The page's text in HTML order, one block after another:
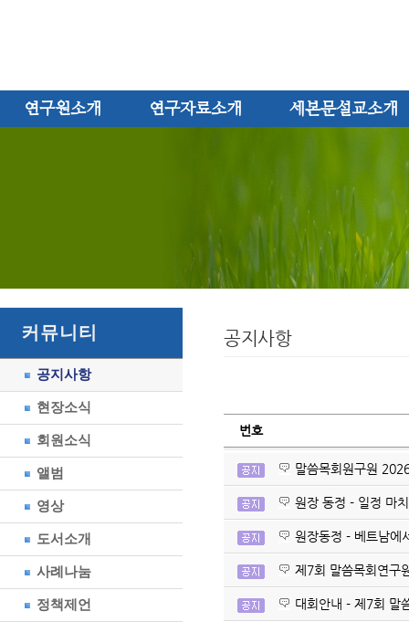
연구원소개 연구자료소개 세본문설교소개
커뮤니티
공지사항
현장소식
회원소식
앨범
영상
도서소개
사례나눔
정책제언
공지사항
번호
말씀목회원구원
원장 동정 - 일정 마
원장동정 - 베트남에
제7회 말씀목회연구
대회안내 - 제7회 말